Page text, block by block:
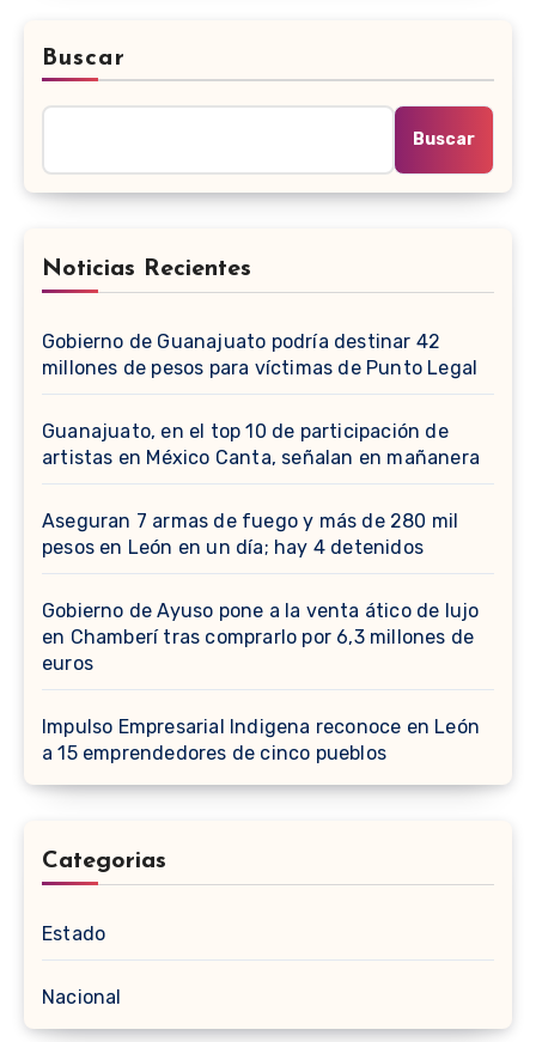
Buscar
Buscar
Noticias Recientes
Gobierno de Guanajuato podría destinar 42
millones de pesos para víctimas de Punto Legal
Guanajuato, en el top 10 de participación de
artistas en México Canta, señalan en mañanera
Aseguran 7 armas de fuego y más de 280 mil
pesos en León en un día; hay 4 detenidos
Gobierno de Ayuso pone a la venta ático de lujo
en Chamberí tras comprarlo por 6,3 millones de
euros
Impulso Empresarial Indigena reconoce en León
a 15 emprendedores de cinco pueblos
Categorias
Estado
Nacional